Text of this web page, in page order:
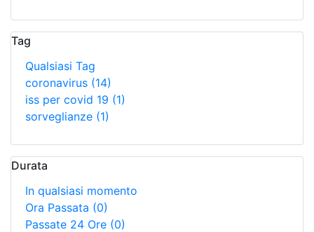
Tag
Qualsiasi Tag
coronavirus (14)
iss per covid 19 (1)
sorveglianze (1)
Durata
In qualsiasi momento
Ora Passata (0)
Passate 24 Ore (0)